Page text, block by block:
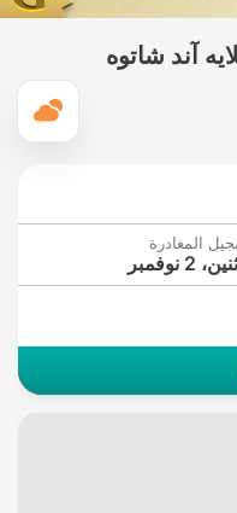
آند شاتوه
المغادرة
2 نوفمبر